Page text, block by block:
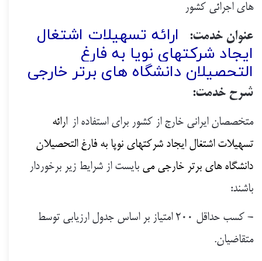
های اجرائی کشور
عنوان خدمت:
ارائه تسهیلات اشتغال
ایجاد شرکتهای نوپا به فارغ
التحصیلان دانشگاه های برتر خارجی
شرح خدمت:
متخصصان ایرانی خارج از کشور برای استفاده از ارائه
تسهیلات اشتغال ایجاد شرکتهای نوپا به فارغ التحصیلان
دانشگاه های برتر خارجی می بایست از شرایط زیر برخوردار
باشند:
- کسب حداقل ۲۰۰ امتیاز بر اساس جدول ارزیابی توسط
متقاضیان.